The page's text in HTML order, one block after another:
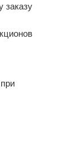
заказу